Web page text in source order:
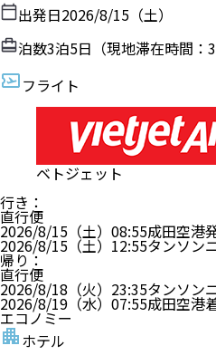
出発日2026/8/15（土）
泊数3泊5日（現地滞在時間：
フライト
ベトジェット
行き ：
直行便
2026/8/15（土） 08:55成田空港
2026/8/15（土） 12:55タンソン
帰り ：
直行便
2026/8/18（火） 23:35タンソン
2026/8/19（水） 07:55成田空港
エコノミー
ホテル